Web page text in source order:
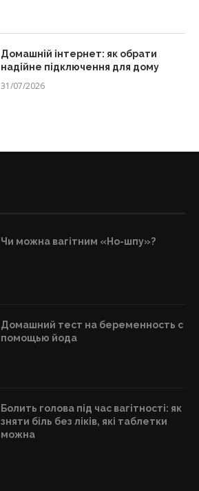
Домашній інтернет: як обрати
надійне підключення для дому
31/07/2026
Чи можна вагітним «Но-шпу»?
Домашний тест на беременность с
помощью йода
Болить голова під час вагітності: як
зняти біль без ліків, які таблетки
можна